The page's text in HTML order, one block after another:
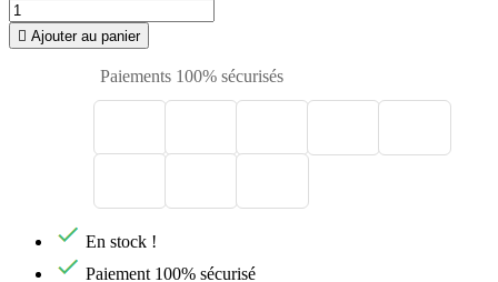
 Ajouter au panier
Paiements 100% sécurisés
En stock !
Paiement 100% sécurisé